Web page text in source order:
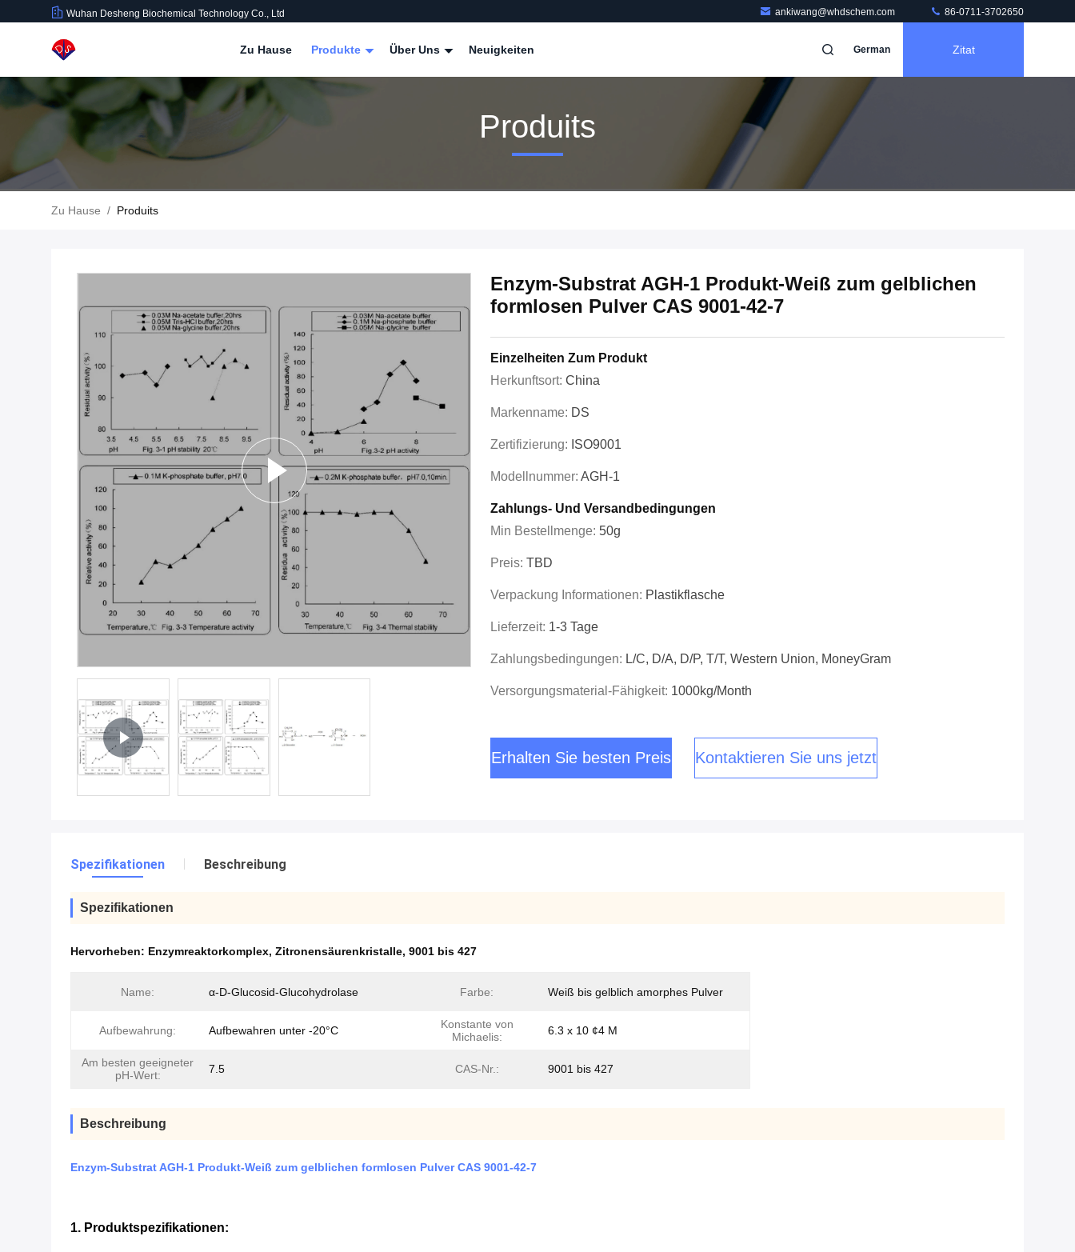
Wuhan Desheng Biochemical Technology Co., Ltd ankiwang@whdschem.com 86-0711-3702650
Zu Hause Produkte Über Uns Neuigkeiten German Zitat
Produits
Zu Hause / Produits
Enzym-Substrat AGH-1 Produkt-Weiß zum gelblichen
formlosen Pulver CAS 9001-42-7
Einzelheiten Zum Produkt
Herkunftsort: China
Markenname: DS
Zertifizierung: ISO9001
Modellnummer: AGH-1
Zahlungs- Und Versandbedingungen
Min Bestellmenge: 50g
Preis: TBD
Verpackung Informationen: Plastikflasche
Lieferzeit: 1-3 Tage
Zahlungsbedingungen: L/C, D/A, D/P, T/T, Western Union, MoneyGram
Versorgungsmaterial-Fähigkeit: 1000kg/month
Erhalten Sie besten Preis Kontaktieren Sie uns jetzt
Spezifikationen Beschreibung
Spezifikationen
Hervorheben: Enzymreaktorkomplex, Zitronensäurenkristalle, 9001 bis 427
Name: α-D-Glucosid-Glucohydrolase Farbe: Weiß bis gelblich amorphes Pulver
Aufbewahrung: Aufbewahren unter -20°C
Konstante von
Michaelis:
6.3 x 10 ¢4 M
Am besten geeigneter
pH-Wert:
7.5 CAS-Nr.: 9001 bis 427
Beschreibung
Enzym-Substrat AGH-1 Produkt-Weiß zum gelblichen formlosen Pulver CAS 9001-42-7
1. Produktspezifikationen: